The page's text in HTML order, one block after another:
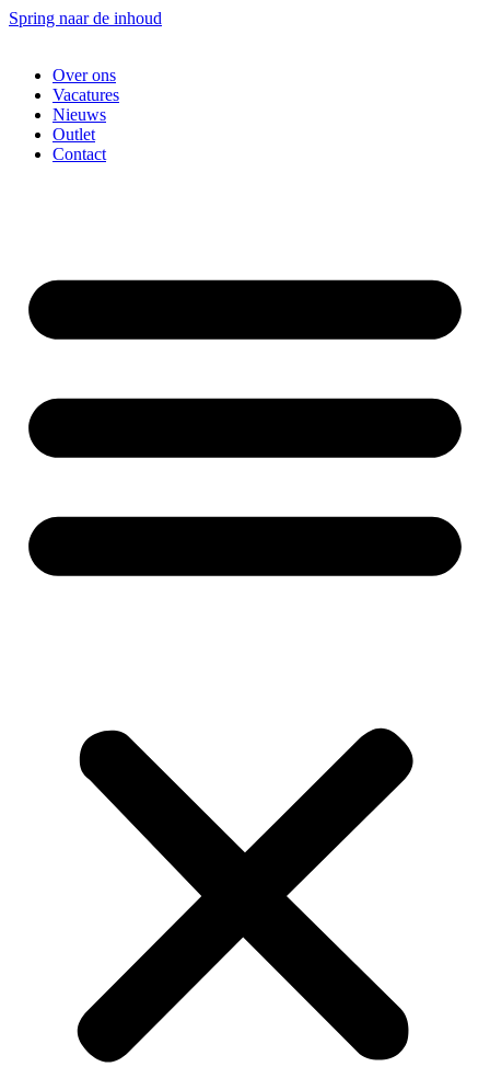
Spring naar de inhoud
Over ons
Vacatures
Nieuws
Outlet
Contact